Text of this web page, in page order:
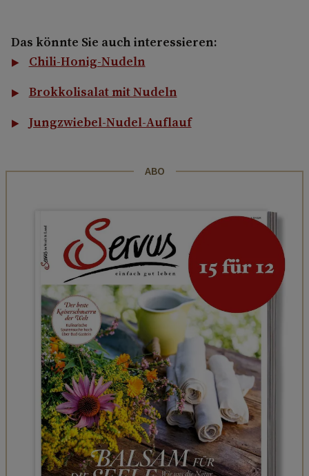
Das könnte Sie auch interessieren:
Chili-Honig-Nudeln
Brokkolisalat mit Nudeln
Jungzwiebel-Nudel-Auflauf
ABO